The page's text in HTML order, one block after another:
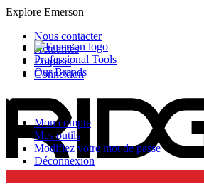
Explore Emerson
Professional Tools
Our Brands
Nous contacter
Actualités
Emplois
Connexion
Mon compte
Mes outils
Modifiez votre mot de passe
Déconnexion